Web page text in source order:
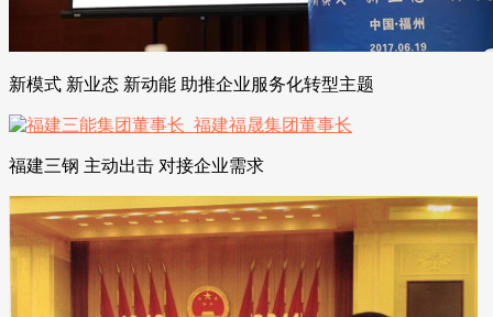
新模式 新业态 新动能 助推企业服务化转型主题
福建三钢 主动出击 对接企业需求